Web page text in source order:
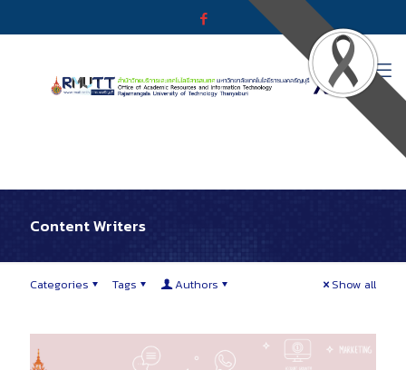
Content Writers
Categories Tags Authors Show all